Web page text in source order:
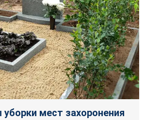
мест захоронения